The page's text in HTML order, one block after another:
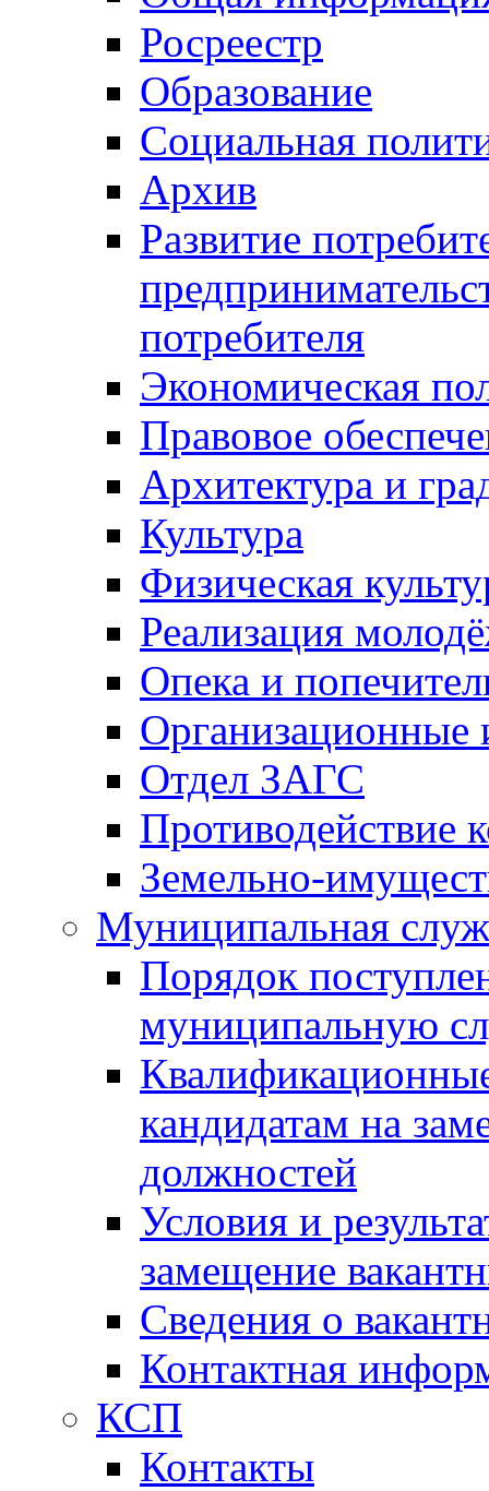
Росреестр
Образование
Социальная
Архив
Развитие
потребителя
Экономическая
Правовое
Архитектура и
Культура
Физическая
Реализация
Опека и
Отдел ЗАГС
Противодействие
Земельно-
Муниципальная
Порядок
муниципальную
кандидатам на
должностей
Условия и
замещение
Сведения о
Контактная
КСП
Контакты